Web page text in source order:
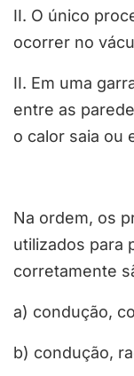
II. O único
ocorrer no
II. Em uma
entre as
o calor saia
Na ordem, os
utilizados para
corretamente
a) condução,
b) condução,